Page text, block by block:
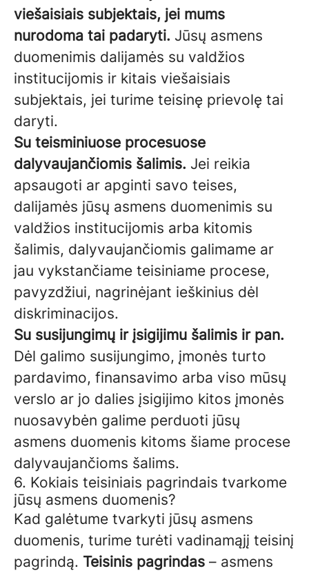
viešaisiais subjektais, jei mums
nurodoma tai padaryti. Jūsų asmens
duomenimis dalijamės su valdžios
institucijomis ir kitais viešaisiais
subjektais, jei turime teisinę prievolę tai
daryti.
Su teisminiuose procesuose
dalyvaujančiomis šalimis. Jei reikia
apsaugoti ar apginti savo teises,
dalijamės jūsų asmens duomenimis su
valdžios institucijomis arba kitomis
šalimis, dalyvaujančiomis galimame ar
jau vykstančiame teisiniame procese,
pavyzdžiui, nagrinėjant ieškinius dėl
diskriminacijos.
Su susijungimų ir įsigijimu šalimis ir pan.
Dėl galimo susijungimo, įmonės turto
pardavimo, finansavimo arba viso mūsų
verslo ar jo dalies įsigijimo kitos įmonės
nuosavybėn galime perduoti jūsų
asmens duomenis kitoms šiame procese
dalyvaujančioms šalims.
6. Kokiais teisiniais pagrindais tvarkome
jūsų asmens duomenis?
Kad galėtume tvarkyti jūsų asmens
duomenis, turime turėti vadinamąjį teisinį
pagrindą. Teisinis pagrindas – asmens